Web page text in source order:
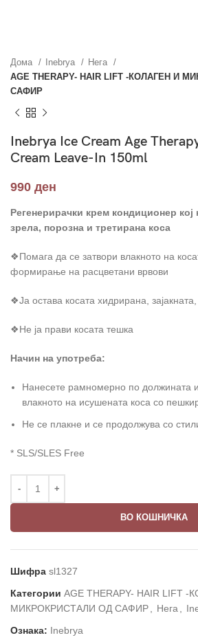
Дома Inebrya
Нега
AGE THERAPY- HAIR LIFT -КОЛАГЕН И
САФИР
Inebrya Ice Cream Age
Cream Leave-In 150ml
990 ден
Регенерирачки крем кондиционер кој
зрела, порозна и третирана коса
❖Помага да се затвори влакното на
формирање на расцветани врвови
❖Ја остава косата хидрирана, зајакната,
❖Не ја прави косата тешка
Начин на употреба:
Нанесете рамномерно по должината
влакното на исушената коса со
Не се плакне и се продолжува со
* SLS/SLES Free
ВО КОШНИЧКА
Шифра sl1327
Категории AGE THERAPY- HAIR LIFT -
МИКРОКРИСТАЛИ ОД САФИР
Нега
Ознака: Inebrya